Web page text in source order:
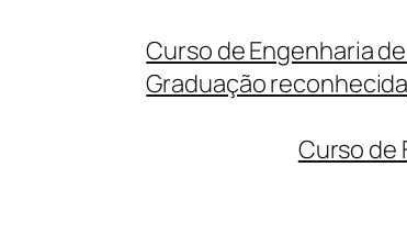
Curso de Engenharia
Graduação
Curso de